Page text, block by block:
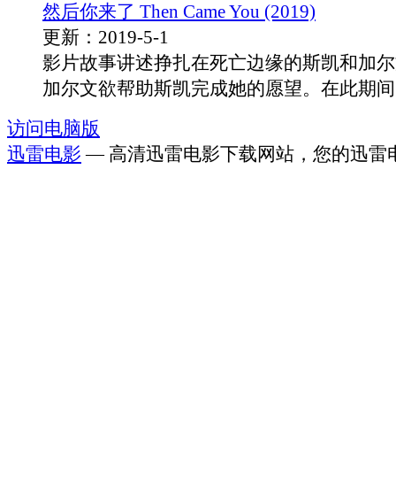
然后你来了 Then Came You (2019)
更新：2019-5-1
影片故事讲述挣扎在死亡边缘的斯凯和加
加尔文欲帮助斯凯完成她的愿望。在此期
访问电脑版
迅雷电影 — 高清迅雷电影下载网站，您的迅雷